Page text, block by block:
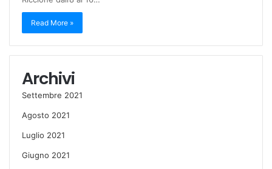
Read More »
Archivi
Settembre 2021
Agosto 2021
Luglio 2021
Giugno 2021